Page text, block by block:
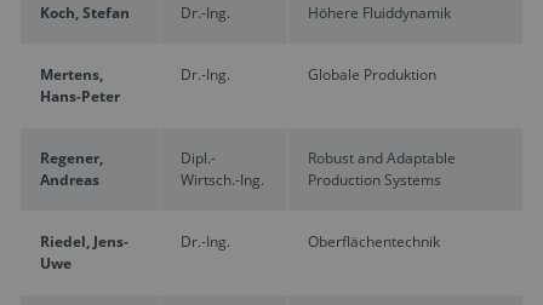
Koch, Stefan Dr.-Ing. Höhere Fluiddynamik
Mertens,
Hans-Peter
Dr.-Ing. Globale Produktion
Regener,
Andreas
Dipl.-
Wirtsch.-Ing.
Robust and Adaptable
Production Systems
Riedel, Jens-
Uwe
Dr.-Ing. Oberflächentechnik